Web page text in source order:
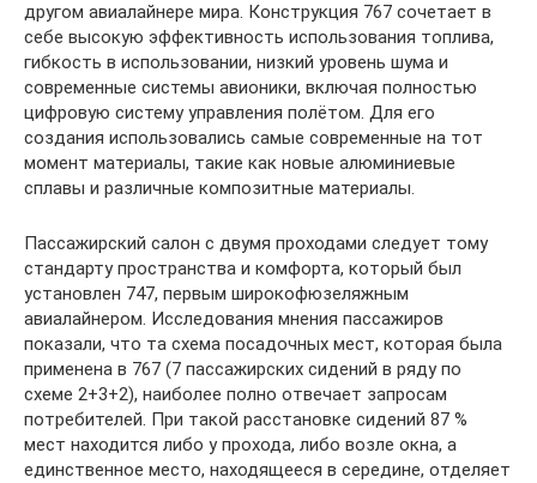
другом авиалайнере мира. Конструкция 767 сочетает в
себе высокую эффективность использования топлива,
гибкость в использовании, низкий уровень шума и
современные системы авионики, включая полностью
цифровую систему управления полётом. Для его
создания использовались самые современные на тот
момент материалы, такие как новые алюминиевые
сплавы и различные композитные материалы.
Пассажирский салон с двумя проходами следует тому
стандарту пространства и комфорта, который был
установлен 747, первым широкофюзеляжным
авиалайнером. Исследования мнения пассажиров
показали, что та схема посадочных мест, которая была
применена в 767 (7 пассажирских сидений в ряду по
схеме 2+3+2), наиболее полно отвечает запросам
потребителей. При такой расстановке сидений 87 %
мест находится либо у прохода, либо возле окна, а
единственное место, находящееся в середине, отделяет